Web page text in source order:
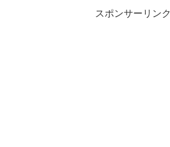
スポンサーリンク